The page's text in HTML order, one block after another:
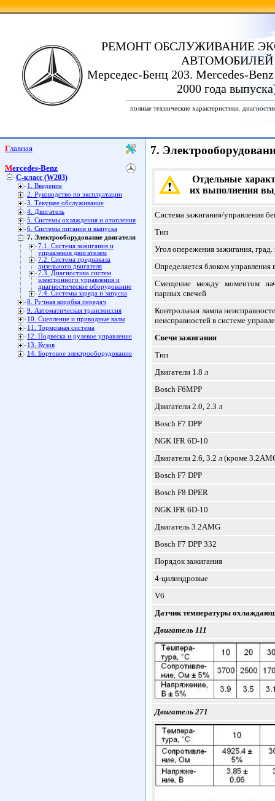
РЕМОНТ ОБСЛУЖИВАНИЕ
АВТОМОБИЛЕЙ
Мерседес-Бенц 203. Mercedes-
2000 года
полные технические характеристики.
Главная
Mercedes-Benz
C-класс (W203)
1. Введение
2. Руководство по эксплуатации
3. Текущее обслуживание
4. Двигатель
5. Системы охлаждения и отопления
6. Системы питания и выпуска
7. Электрооборудование двигателя
7.1. Система зажигания и
управления двигателем
7.2. Система преднакала
дизельного двигателя
7.3. Диагностика систем
электронного управления и
диагностическое оборудование
7.4. Системы заряда и запуска
8. Ручная коробка передач
9. Автоматическая трансмиссия
10. Сцепление и приводные валы
11. Тормозная система
12. Подвеска и рулевое управление
13. Кузов
14. Бортовое электрооборудование
7.
Отдельные
их выполнения
Система зажигания/управления
Тип
Угол опережения зажигания,
Определяется блоком управления
Смещение между моментом
парных свечей
Контрольная лампа
неисправностей в системе
Свечи зажигания
Тип
Двигатели 1.8 л
Bosch F6MPP
Двигатели 2.0, 2.3 л
Bosch F7 DPP
NGK IFR 6D-10
Двигатели 2.6, 3.2 л (кроме
Bosch F7 DPP
Bosch F8 DPER
NGK IFR 6D-10
Двигатель 3.2AMG
Bosch F7 DPP 332
Порядок зажигания
4-цилиндровые
V6
Датчик температуры
Двигатель 111
Двигатель 271